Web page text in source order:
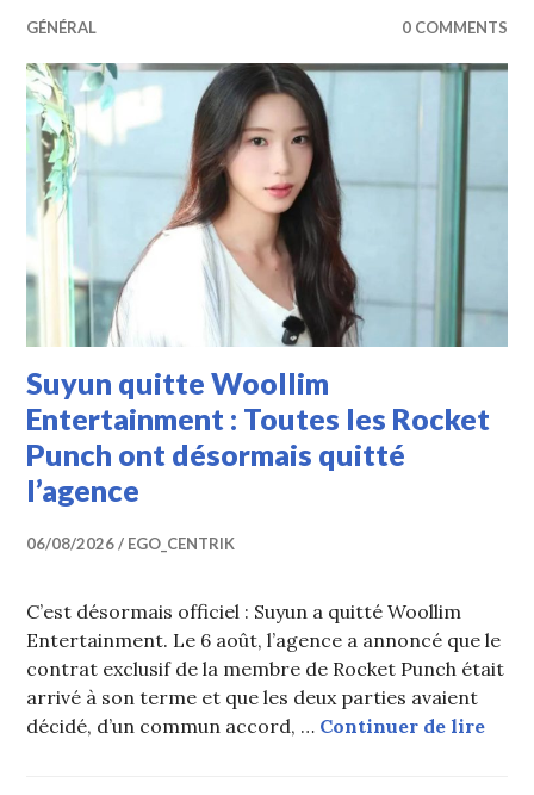
GÉNÉRAL 0 COMMENTS
Suyun quitte Woollim
Entertainment : Toutes les Rocket
Punch ont désormais quitté
l’agence
06/08/2026 EGO_CENTRIK
C’est désormais officiel : Suyun a quitté Woollim
Entertainment. Le 6 août, l’agence a annoncé que le
contrat exclusif de la membre de Rocket Punch était
arrivé à son terme et que les deux parties avaient
décidé, d’un commun accord, … Continuer de lire